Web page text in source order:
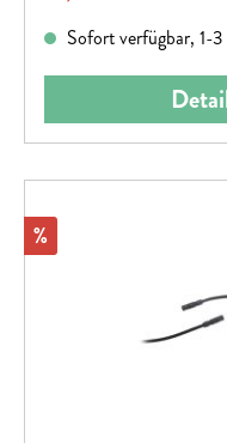
Sofort verfügbar, 1-
Rabatt
%